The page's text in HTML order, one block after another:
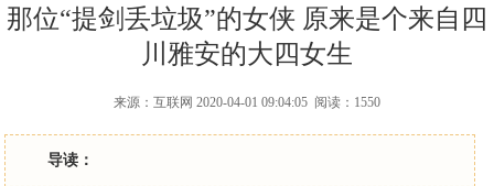
那位“提剑丢垃圾”的女侠 原来是个来自四
川雅安的大四女生
来源：互联网 2020-04-01 09:04:05 阅读：1550
导读：